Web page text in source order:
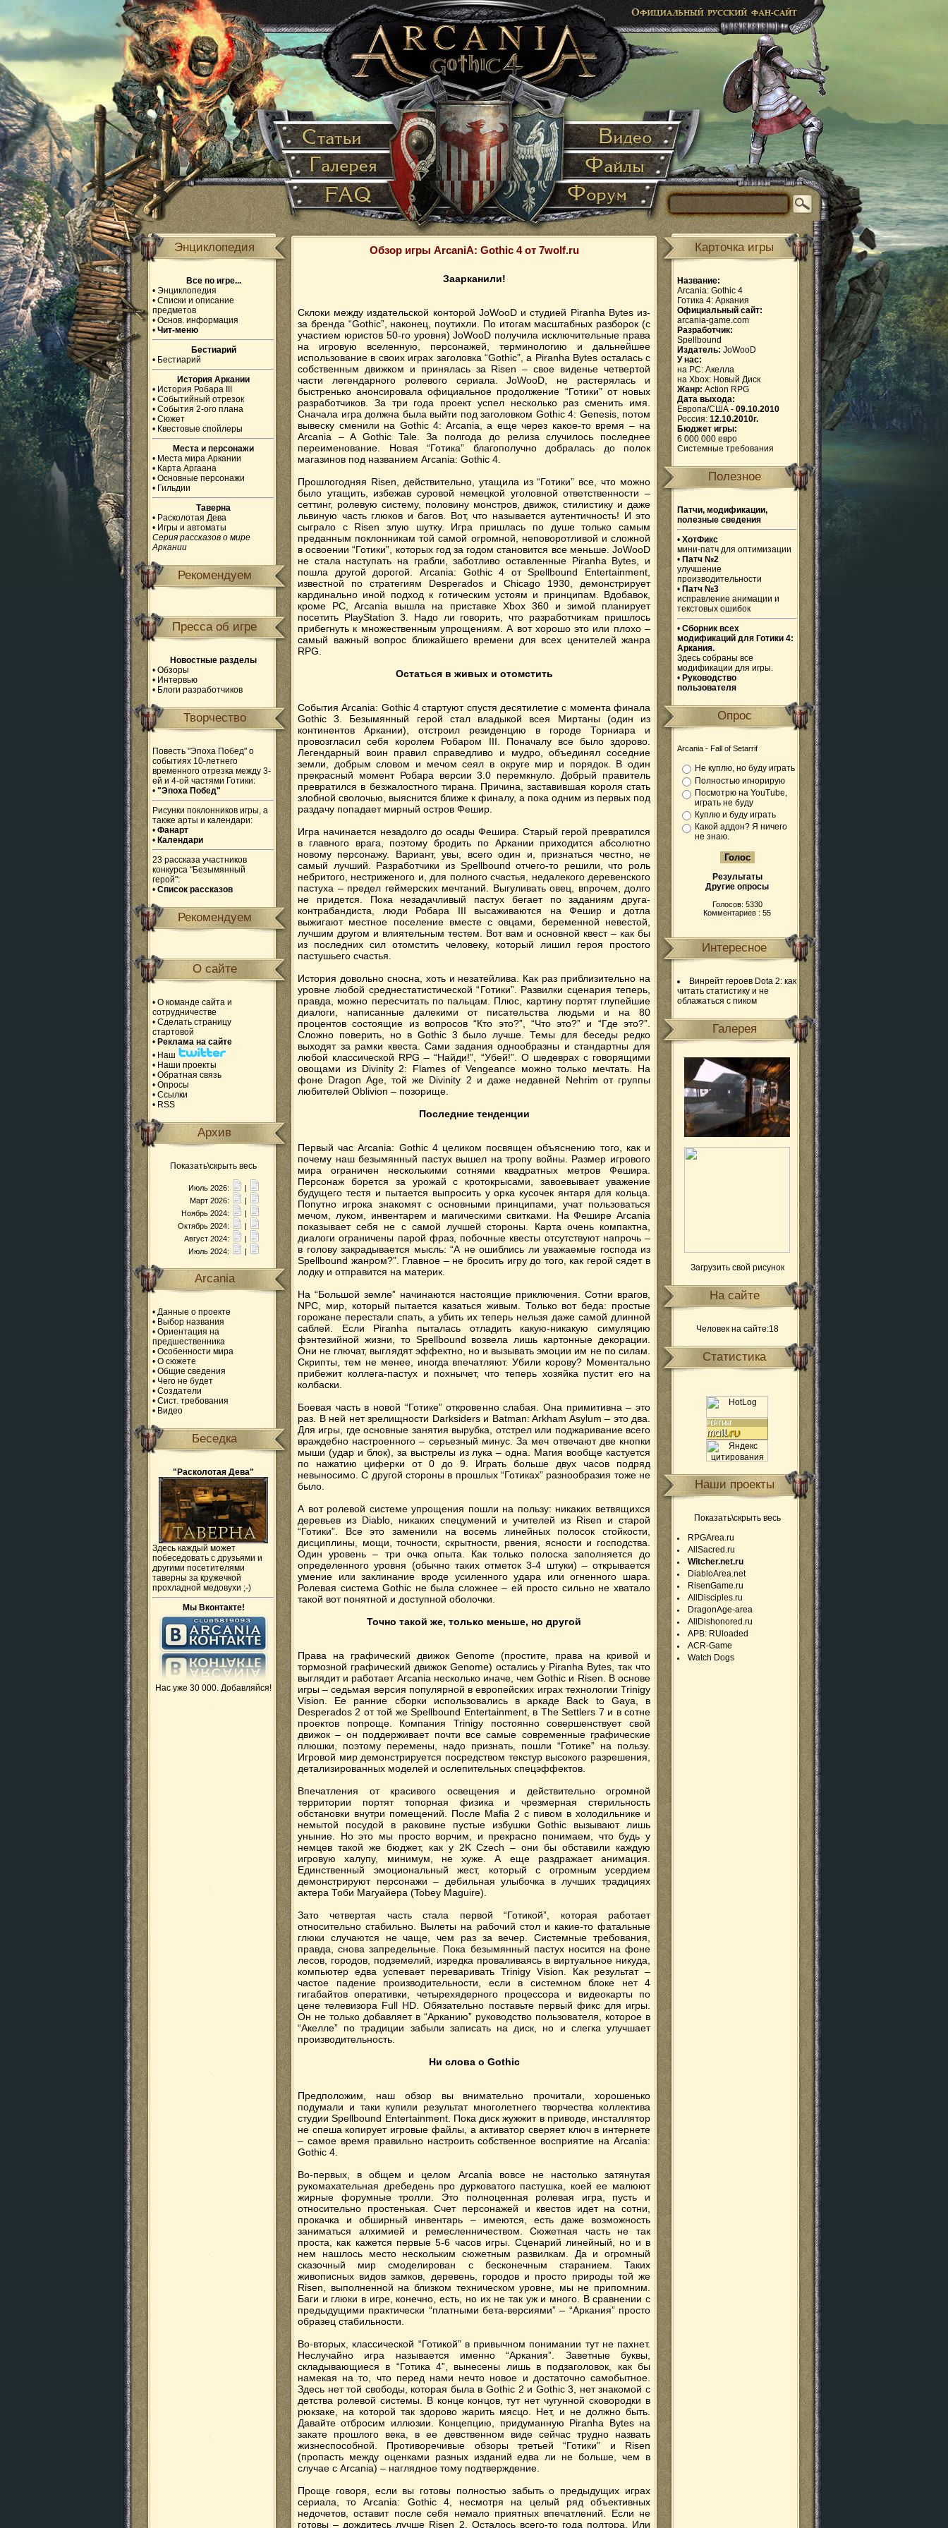
Энциклопедия
Все по игре...
• Энциклопедия
• Списки и описание
предметов
• Основ. информация
• Чит-меню
Бестиарий
• Бестиарий
История Аркании
• История Робара III
• Событийный отрезок
• События 2-ого плана
• Сюжет
• Квестовые спойлеры
Места и персонажи
• Места мира Аркании
• Карта Аргаана
• Основные персонажи
• Гильдии
Таверна
• Расколотая Дева
• Игры и автоматы
Серия рассказов о мире
Аркании
Рекомендуем
Пресса об игре
Новостные разделы
• Обзоры
• Интервью
• Блоги разработчиков
Творчество
Повесть "Эпоха Побед" о
событиях 10-летнего
временного отрезка между 3-
ей и 4-ой частями Готики:
• "Эпоха Побед"
Рисунки поклонников игры, а
также арты и календари:
• Фанарт
• Календари
23 рассказа участников
конкурса "Безымянный
герой":
• Список рассказов
Рекомендуем
О сайте
• О команде сайта и
сотрудничестве
• Сделать страницу
стартовой
• Реклама на сайте
• Наш
• Наши проекты
• Обратная связь
• Опросы
• Ссылки
• RSS
Архив
Показать\скрыть весь
Июль 2026:
|
Март 2026:
|
Ноябрь 2024:
|
Октябрь 2024:
|
Август 2024:
|
Июль 2024:
|
Arcania
• Данные о проекте
• Выбор названия
• Ориентация на
предшественника
• Особенности мира
• О сюжете
• Общие сведения
• Чего не будет
• Создатели
• Сист. требования
• Видео
Беседка
"Расколотая Дева"
Здесь каждый может
побеседовать с друзьями и
другими посетителями
таверны за кружечкой
прохладной медовухи ;-)
Мы Вконтакте!
Нас уже 30 000. Добавляйся!
Обзор игры ArcaniA: Gothic 4 от 7wolf.ru
Заарканили!
Склоки между издательской конторой JoWooD и студией Piranha Bytes из-
за бренда “Gothic”, наконец, поутихли. По итогам масштабных разборок (с
участием юристов 50-го уровня) JoWooD получила исключительные права
на игровую вселенную, персонажей, терминологию и дальнейшее
использование в своих играх заголовка “Gothic”, а Piranha Bytes осталась с
собственным движком и принялась за Risen – свое виденье четвертой
части легендарного ролевого сериала. JoWooD, не растерялась и
быстренько анонсировала официальное продолжение “Готики” от новых
разработчиков. За три года проект успел несколько раз сменить имя.
Сначала игра должна была выйти под заголовком Gothic 4: Genesis, потом
вывеску сменили на Gothic 4: Arcania, а еще через какое-то время – на
Arcania – A Gothic Tale. За полгода до релиза случилось последнее
переименование. Новая “Готика” благополучно добралась до полок
магазинов под названием Arcania: Gothic 4.
Прошлогодняя Risen, действительно, утащила из “Готики” все, что можно
было утащить, избежав суровой немецкой уголовной ответственности –
сеттинг, ролевую систему, половину монстров, движок, стилистику и даже
львиную часть глюков и багов. Вот, что называется аутентичность! И это
сыграло с Risen злую шутку. Игра пришлась по душе только самым
преданным поклонникам той самой огромной, неповоротливой и сложной
в освоении “Готики”, которых год за годом становится все меньше. JoWooD
не стала наступать на грабли, заботливо оставленные Piranha Bytes, и
пошла другой дорогой. Arcania: Gothic 4 от Spellbound Entertainment,
известной по стратегиям Desperados и Chicago 1930, демонстрирует
кардинально иной подход к готическим устоям и принципам. Вдобавок,
кроме PC, Arcania вышла на приставке Xbox 360 и зимой планирует
посетить PlayStation 3. Надо ли говорить, что разработчикам пришлось
прибегнуть к множественным упрощениям. А вот хорошо это или плохо –
самый важный вопрос ближайшего времени для всех ценителей жанра
RPG.
Остаться в живых и отомстить
События Arcania: Gothic 4 стартуют спустя десятилетие с момента финала
Gothic 3. Безымянный герой стал владыкой всея Миртаны (один из
континентов Аркании), отстроил резиденцию в городе Торниара и
провозгласил себя королем Робаром III. Поначалу все было здорово.
Легендарный воин правил справедливо и мудро, объединял соседние
земли, добрым словом и мечом сеял в округе мир и порядок. В один
прекрасный момент Робара версии 3.0 перемкнуло. Добрый правитель
превратился в безжалостного тирана. Причина, заставившая короля стать
злобной сволочью, выяснится ближе к финалу, а пока одним из первых под
раздачу попадает мирный остров Фешир.
Игра начинается незадолго до осады Фешира. Старый герой превратился
в главного врага, поэтому бродить по Аркании приходится абсолютно
новому персонажу. Вариант, увы, всего один и, признаться честно, не
самый лучший. Разработчики из Spellbound отчего-то решили, что роль
небритого, нестриженого и, для полного счастья, недалекого деревенского
пастуха – предел геймерских мечтаний. Выгуливать овец, впрочем, долго
не придется. Пока незадачливый пастух бегает по заданиям друга-
контрабандиста, люди Робара III высаживаются на Фешир и дотла
выжигают местное поселение вместе с овцами, беременной невестой,
лучшим другом и влиятельным тестем. Вот вам и основной квест – как бы
из последних сил отомстить человеку, который лишил героя простого
пастушьего счастья.
История довольно сносна, хоть и незатейлива. Как раз приблизительно на
уровне любой среднестатистической “Готики”. Развилки сценария теперь,
правда, можно пересчитать по пальцам. Плюс, картину портят глупейшие
диалоги, написанные далекими от писательства людьми и на 80
процентов состоящие из вопросов “Кто это?”, “Что это?” и “Где это?”.
Сложно поверить, но в Gothic 3 было лучше. Темы для беседы редко
выходят за рамки квеста. Сами задания однообразны и стандартны для
любой классической RPG – “Найди!”, “Убей!”. О шедеврах с говорящими
овощами из Divinity 2: Flames of Vengeance можно только мечтать. На
фоне Dragon Age, той же Divinity 2 и даже недавней Nehrim от группы
любителей Oblivion – позорище.
Последние тенденции
Первый час Arcania: Gothic 4 целиком посвящен объяснению того, как и
почему наш безымянный пастух вышел на тропу войны. Размер игрового
мира ограничен несколькими сотнями квадратных метров Фешира.
Персонаж борется за урожай с кротокрысами, завоевывает уважение
будущего тестя и пытается выпросить у орка кусочек янтаря для кольца.
Попутно игрока знакомят с основными принципами, учат пользоваться
мечом, луком, инвентарем и магическими свитками. На Фешире Arcania
показывает себя не с самой лучшей стороны. Карта очень компактна,
диалоги ограничены парой фраз, побочные квесты отсутствуют напрочь –
в голову закрадывается мысль: “А не ошиблись ли уважаемые господа из
Spellbound жанром?”. Главное – не бросить игру до того, как герой сядет в
лодку и отправится на материк.
На “Большой земле” начинаются настоящие приключения. Сотни врагов,
NPC, мир, который пытается казаться живым. Только вот беда: простые
горожане перестали спать, а убить их теперь нельзя даже самой длинной
саблей. Если Piranha пыталась отладить какую-никакую симуляцию
фэнтезийной жизни, то Spellbound возвела лишь картонные декорации.
Они не глючат, выглядят эффектно, но и вызывать эмоции им не по силам.
Скрипты, тем не менее, иногда впечатляют. Убили корову? Моментально
прибежит коллега-пастух и похнычет, что теперь хозяйка пустит его на
колбаски.
Боевая часть в новой “Готике” откровенно слабая. Она примитивна – это
раз. В ней нет зрелищности Darksiders и Batman: Arkham Asylum – это два.
Для игры, где основные занятия вырубка, отстрел или поджаривание всего
враждебно настроенного – серьезный минус. За меч отвечают две кнопки
мыши (удар и блок), за выстрелы из лука – одна. Магия вообще кастуется
по нажатию циферки от 0 до 9. Играть больше двух часов подряд
невыносимо. С другой стороны в прошлых “Готиках” разнообразия тоже не
было.
А вот ролевой системе упрощения пошли на пользу: никаких ветвящихся
деревьев из Diablo, никаких спецумений и учителей из Risen и старой
“Готики”. Все это заменили на восемь линейных полосок стойкости,
дисциплины, мощи, точности, скрытности, рвения, ясности и господства.
Один уровень – три очка опыта. Как только полоска заполняется до
определенного уровня (обычно таких отметок 3-4 штуки) – открывается
умение или заклинание вроде усиленного удара или огненного шара.
Ролевая система Gothic не была сложнее – ей просто сильно не хватало
такой вот понятной и доступной оболочки.
Точно такой же, только меньше, но другой
Права на графический движок Genome (простите, права на кривой и
тормозной графический движок Genome) остались у Piranha Bytes, так что
выглядит и работает Arcania несколько иначе, чем Gothic и Risen. В основе
игры – седьмая версия популярной в европейских играх технологии Trinigy
Vision. Ее ранние сборки использовались в аркаде Back to Gaya, в
Desperados 2 от той же Spellbound Entertainment, в The Settlers 7 и в сотне
проектов попроще. Компания Trinigy постоянно совершенствует свой
движок – он поддерживает почти все самые современные графические
плюшки, поэтому перемены, надо признать, пошли “Готике” на пользу.
Игровой мир демонстрируется посредством текстур высокого разрешения,
детализированных моделей и ослепительных спецэффектов.
Впечатления от красивого освещения и действительно огромной
территории портят топорная физика и чрезмерная стерильность
обстановки внутри помещений. После Mafia 2 с пивом в холодильнике и
немытой посудой в раковине пустые избушки Gothic вызывают лишь
уныние. Но это мы просто ворчим, и прекрасно понимаем, что будь у
немцев такой же бюджет, как у 2K Czech – они бы обставили каждую
игровую халупу, минимум, не хуже. А еще раздражает анимация.
Единственный эмоциональный жест, который с огромным усердием
демонстрируют персонажи – дебильная улыбочка в лучших традициях
актера Тоби Магуайера (Tobey Maguire).
Зато четвертая часть стала первой “Готикой”, которая работает
относительно стабильно. Вылеты на рабочий стол и какие-то фатальные
глюки случаются не чаще, чем раз за вечер. Системные требования,
правда, снова запредельные. Пока безымянный пастух носится на фоне
лесов, городов, подземелий, изредка проваливаясь в виртуальное никуда,
компьютер едва успевает переваривать Trinigy Vision. Как результат –
частое падение производительности, если в системном блоке нет 4
гигабайтов оперативки, четырехядерного процессора и видеокарты по
цене телевизора Full HD. Обязательно поставьте первый фикс для игры.
Он не только добавляет в “Арканию” руководство пользователя, которое в
“Акелле” по традиции забыли записать на диск, но и слегка улучшает
производительность.
Ни слова о Gothic
Предположим, наш обзор вы внимательно прочитали, хорошенько
подумали и таки купили результат многолетнего творчества коллектива
студии Spellbound Entertainment. Пока диск жужжит в приводе, инсталлятор
не спеша копирует игровые файлы, а активатор сверяет ключ в интернете
– самое время правильно настроить собственное восприятие на Arcania:
Gothic 4.
Во-первых, в общем и целом Arcania вовсе не настолько затянутая
рукомахательная дребедень про дурковатого пастушка, коей ее малюют
жирные форумные тролли. Это полноценная ролевая игра, пусть и
относительно простенькая. Счет персонажей и квестов идет на сотни,
прокачка и обширный инвентарь – имеются, есть даже возможность
заниматься алхимией и ремесленничеством. Сюжетная часть не так
проста, как кажется первые 5-6 часов игры. Сценарий линейный, но и в
нем нашлось место нескольким сюжетным развилкам. Да и огромный
сказочный мир смоделирован с бесконечным старанием. Таких
живописных видов замков, деревень, городов и просто природы той же
Risen, выполненной на близком техническом уровне, мы не припомним.
Баги и глюки в игре, конечно, есть, но их не так уж и много. В сравнении с
предыдущими практически “платными бета-версиями” – “Аркания” просто
образец стабильности.
Во-вторых, классической “Готикой” в привычном понимании тут не пахнет.
Неслучайно игра называется именно “Аркания”. Заветные буквы,
складывающиеся в “Готика 4”, вынесены лишь в подзаголовок, как бы
намекая на то, что перед нами нечто новое и достаточно самобытное.
Здесь нет той свободы, которая была в Gothic 2 и Gothic 3, нет знакомой с
детства ролевой системы. В конце концов, тут нет чугунной сковородки в
рюкзаке, на которой так здорово жарить мясцо. Нет, и не должно быть.
Давайте отбросим иллюзии. Концепцию, придуманную Piranha Bytes на
закате прошлого века, в ее девственном виде сейчас трудно назвать
жизнеспособной. Противоречивые обзоры третьей “Готики” и Risen
(пропасть между оценками разных изданий едва ли не больше, чем в
случае с Arcania) – наглядное тому подтверждение.
Проще говоря, если вы готовы полностью забыть о предыдущих играх
сериала, то Arcania: Gothic 4, несмотря на целый ряд объективных
недочетов, оставит после себя немало приятных впечатлений. Если не
готовы – дождитесь лучше Risen 2. Осталось всего-то года полтора. Или
Карточка игры
Название:
Arcania: Gothic 4
Готика 4: Аркания
Официальный сайт:
arcania-game.com
Разработчик:
Spellbound
Издатель: JoWooD
У нас:
на PC: Акелла
на Xbox: Новый Диск
Жанр: Action RPG
Дата выхода:
Европа/США - 09.10.2010
Россия: 12.10.2010г.
Бюджет игры:
6 000 000 евро
Системные требования
Полезное
Патчи, модификации,
полезные сведения
• ХотФикс
мини-патч для оптимизации
• Патч №2
улучшение
производительности
• Патч №3
исправление анимации и
текстовых ошибок
• Сборник всех
модификаций для Готики 4:
Аркания.
Здесь собраны все
модификации для игры.
• Руководство
пользователя
Опрос
Arcania - Fall of Setarrif
Не куплю, но буду играть
Полностью игнорирую
Посмотрю на YouTube,
играть не буду
Куплю и буду играть
Какой аддон? Я ничего
не знаю.
Результаты
Другие опросы
Голосов: 5330
Комментариев : 55
Интересное
Винрейт героев Dota 2: как
читать статистику и не
облажаться с пиком
Галерея
Загрузить свой рисунок
На сайте
Человек на сайте:18
Статистика
Наши проекты
Показать\скрыть весь
RPGArea.ru
AllSacred.ru
Witcher.net.ru
DiabloArea.net
RisenGame.ru
AllDisciples.ru
DragonAge-area
AllDishonored.ru
APB: RUloaded
ACR-Game
Watch Dogs